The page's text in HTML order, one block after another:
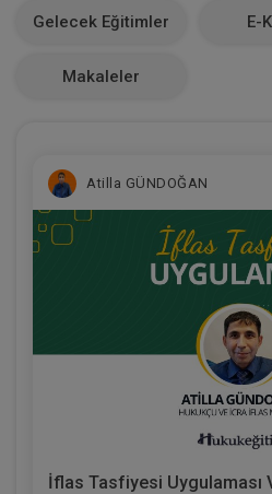
0
Gelecek Eğitimler E-
Makaleler
Atilla GÜNDOĞAN
İflas Tasfiyesi Uygulaması